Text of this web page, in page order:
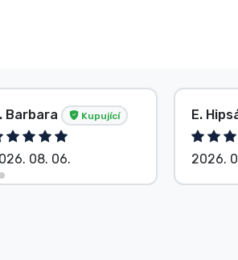
Barbara Kupující
08. 06.
E.
2026.